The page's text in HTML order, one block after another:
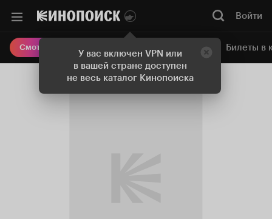
У вас включен VPN или
в вашей стране доступен
не весь каталог Кинопоиска
Войти
Смотреть кино Онлайн-кинотеатр Билеты в